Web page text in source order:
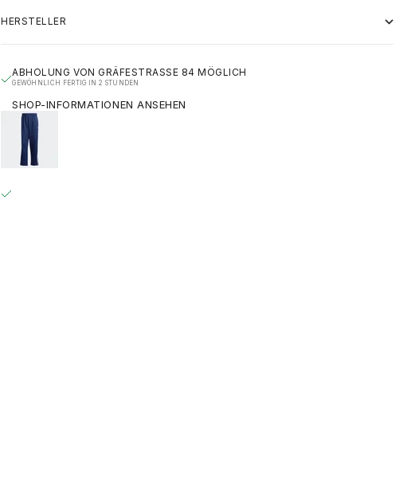
HERSTELLER
ABHOLUNG VON GRÄFESTRASSE 84 MÖGLICH
GEWÖHNLICH FERTIG IN 2 STUNDEN
SHOP-INFORMATIONEN ANSEHEN